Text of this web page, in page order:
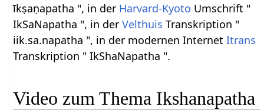
īkṣaṇapatha ", in der Harvard-Kyoto Umschrift "
IkSaNapatha ", in derVelthuis Transkription "
iik.sa.napatha ", in der modernen InternetItrans
Transkription " IkShaNapatha ".
Video zum Thema Ikshanapatha